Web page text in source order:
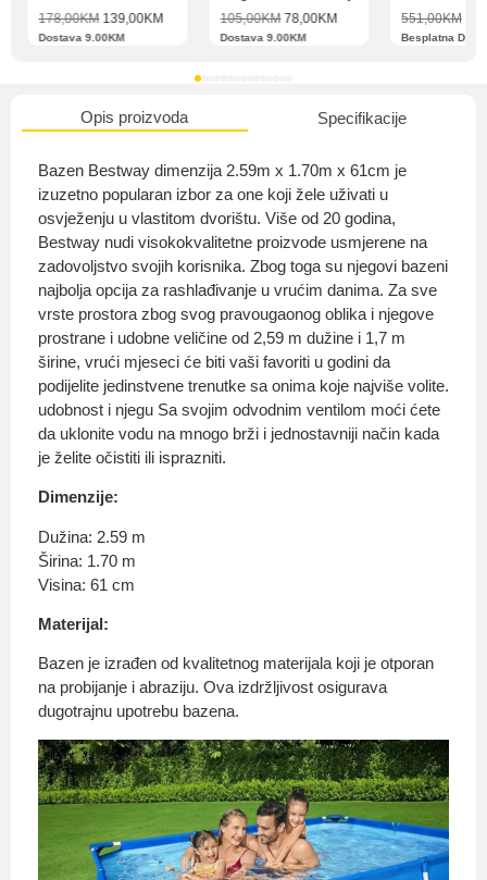
178,00KM 139,00KM
Dostava 9.00KM
105,00KM 78,00KM
Dostava 9.00KM
551,00KM
Besplatna
Opis proizvoda Specifikacije
Bazen Bestway dimenzija 2.59m x 1.70m x 61cm je
izuzetno popularan izbor za one koji žele uživati u
osvježenju u vlastitom dvorištu. Više od 20 godina,
Bestway nudi visokokvalitetne proizvode usmjerene na
zadovoljstvo svojih korisnika. Zbog toga su njegovi bazeni
najbolja opcija za rashlađivanje u vrućim danima. Za sve
vrste prostora zbog svog pravougaonog oblika i njegove
prostrane i udobne veličine od 2,59 m dužine i 1,7 m
širine, vrući mjeseci će biti vaši favoriti u godini da
podijelite jedinstvene trenutke sa onima koje najviše volite.
udobnost i njegu Sa svojim odvodnim ventilom moći ćete
da uklonite vodu na mnogo brži i jednostavniji način kada
je želite očistiti ili isprazniti.
Dimenzije:
Dužina: 2.59 m
Širina: 1.70 m
Visina: 61 cm
Materijal:
Bazen je izrađen od kvalitetnog materijala koji je otporan
na probijanje i abraziju. Ova izdržljivost osigurava
dugotrajnu upotrebu bazena.
Privatnost kupca
Uvjeti i odredbe